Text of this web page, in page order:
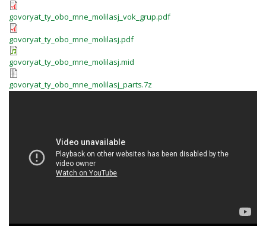
govoryat_ty_obo_mne_molilasj_vok_grup.pdf
govoryat_ty_obo_mne_molilasj.pdf
govoryat_ty_obo_mne_molilasj.mid
govoryat_ty_obo_mne_molilasj_parts.7z